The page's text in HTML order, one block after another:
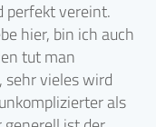
perfekt vereint.
hier, bin ich auch
tut man
vieles wird
als